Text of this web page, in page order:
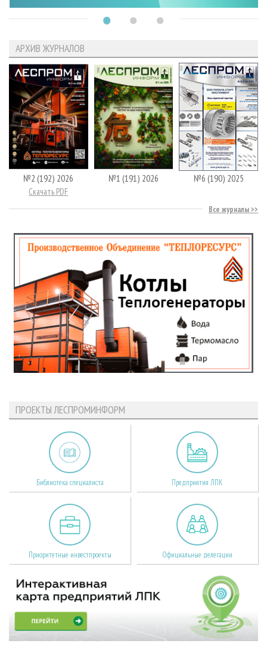
АРХИВ ЖУРНАЛОВ
№2 (192) 2026
Скачать PDF
№1 (191) 2026 №6 (190) 2025
Все журналы
ПРОЕКТЫ ЛЕСПРОМИНФОРМ
Библиотека специалиста Предприятия ЛПК
Приоритетные инвестпроекты Официальные делегации